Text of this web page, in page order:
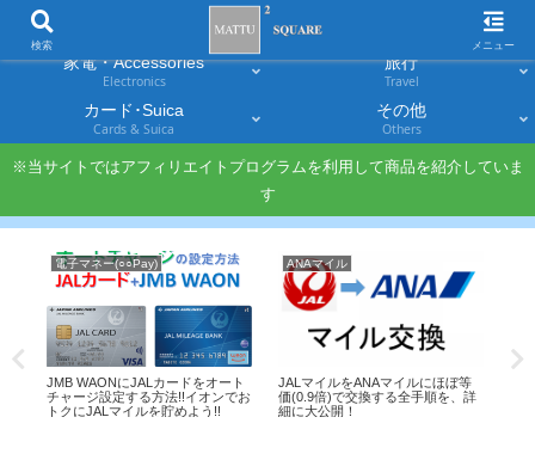
家電・Accessories
Electronics
旅行
Travel
カード･Suica
Cards & Suica
その他
Others
※当サイトではアフィリエイトプログラムを利用して商品を紹介していま
す
電子マネー(○○Pay)
JMB WAONにJALカードをオート
チャージ設定する方法!!イオンでお
トクにJALマイルを貯めよう!!
ANAマイル
JALマイルをANAマイルにほぼ等
価(0.9倍)で交換する全手順を、詳
細に大公開！
検索 メニュー